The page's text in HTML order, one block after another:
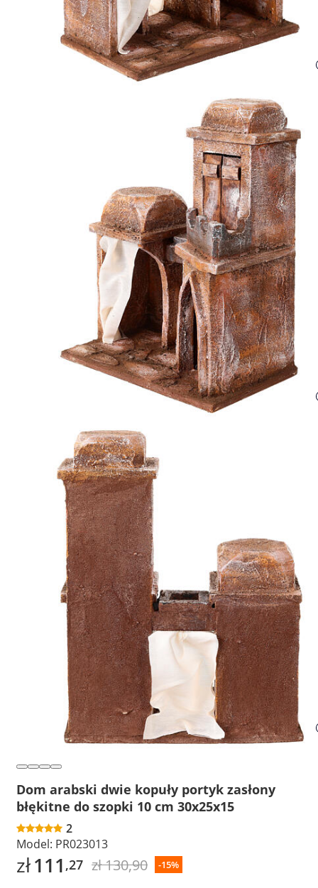
Dom arabski dwie kopuły portyk zasłony
błękitne do szopki 10 cm 30x25x15
2
Model: PR023013
zł111 ,27 zł 130,90 -15%